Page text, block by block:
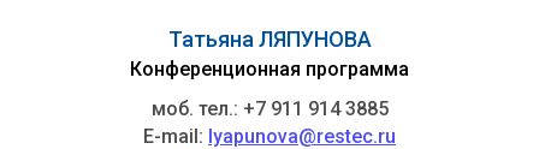
Татьяна ЛЯПУНОВА
Конференционная программа
моб. тел.: +7 911 914 3885
E-mail: lyapunova@restec.ru